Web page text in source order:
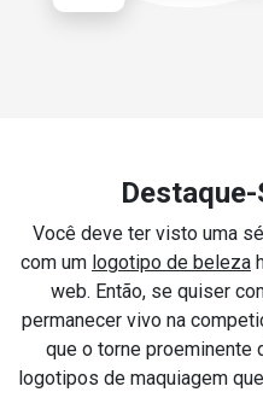
Você deve ter visto uma
com um logotipo de beleza
web. Então, se quiser
permanecer vivo na
que o torne proeminente
logotipos de maquiagem